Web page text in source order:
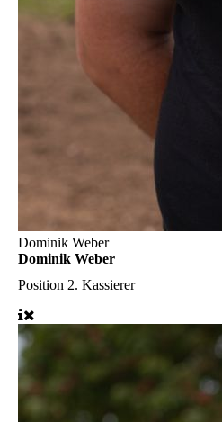
Dominik Weber
Dominik Weber
Position 2. Kassierer